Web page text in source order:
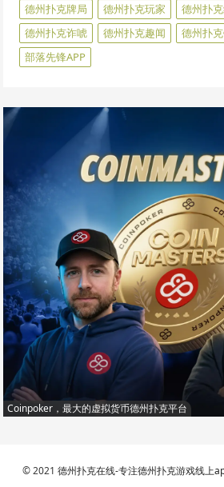
德州扑克牌局
德州扑克玩家 德州扑
德州扑克诈唬
德州扑克趣闻 德州扑
部落先锋APP
Coinpoker，最大的虚拟货币德州扑克平台
© 2021 德州扑克在线-专注德州扑克游戏线上